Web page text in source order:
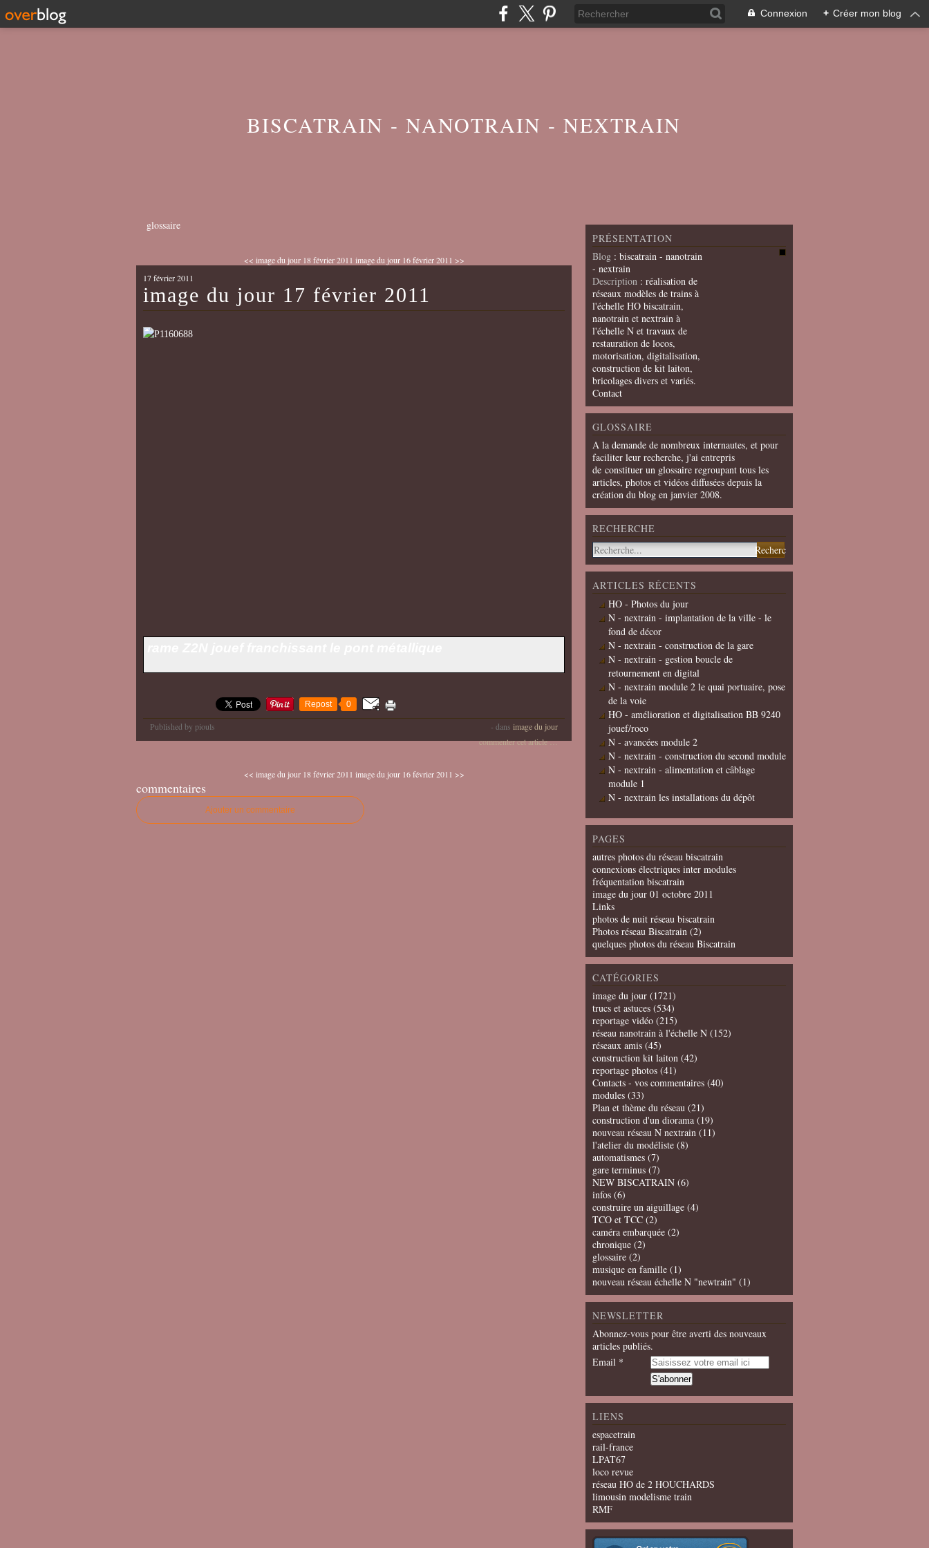
Connexion + Créer mon blog
BISCATRAIN - NANOTRAIN - NEXTRAIN
glossaire
<< image du jour 18 février 2011 image du jour 16 février 2011 >>
17 février 2011
image du jour 17 février 2011
Repost 0
Published by piouls - dans image du jour
commenter cet article…
<< image du jour 18 février 2011 image du jour 16 février 2011 >>
commentaires
Ajouter un commentaire
PRÉSENTATION
Blog : biscatrain - nanotrain
- nextrain
Description : réalisation de
réseaux modèles de trains à
l'échelle HO biscatrain,
nanotrain et nextrain à
l'échelle N et travaux de
restauration de locos,
motorisation, digitalisation,
construction de kit laiton,
bricolages divers et variés.
Contact
GLOSSAIRE
A la demande de nombreux internautes, et pour
faciliter leur recherche, j'ai entrepris
de constituer un glossaire regroupant tous les
articles, photos et vidéos diffusées depuis la
création du blog en janvier 2008.
RECHERCHE
ARTICLES RÉCENTS
HO - Photos du jour
N - nextrain - implantation de la ville - le
fond de décor
N - nextrain - construction de la gare
N - nextrain - gestion boucle de
retournement en digital
N - nextrain module 2 le quai portuaire, pose
de la voie
HO - amélioration et digitalisation BB 9240
jouef/roco
N - avancées module 2
N - nextrain - construction du second module
N - nextrain - alimentation et câblage
module 1
N - nextrain les installations du dépôt
PAGES
autres photos du réseau biscatrain
connexions électriques inter modules
fréquentation biscatrain
image du jour 01 octobre 2011
Links
photos de nuit réseau biscatrain
Photos réseau Biscatrain (2)
quelques photos du réseau Biscatrain
CATÉGORIES
image du jour (1721)
trucs et astuces (534)
reportage vidéo (215)
réseau nanotrain à l'échelle N (152)
réseaux amis (45)
construction kit laiton (42)
reportage photos (41)
Contacts - vos commentaires (40)
modules (33)
Plan et thème du réseau (21)
construction d'un diorama (19)
nouveau réseau N nextrain (11)
l'atelier du modéliste (8)
automatismes (7)
gare terminus (7)
NEW BISCATRAIN (6)
infos (6)
construire un aiguillage (4)
TCO et TCC (2)
caméra embarquée (2)
chronique (2)
glossaire (2)
musique en famille (1)
nouveau réseau échelle N "newtrain" (1)
NEWSLETTER
Abonnez-vous pour être averti des nouveaux
articles publiés.
Email
LIENS
espacetrain
rail-france
LPAT67
loco revue
réseau HO de 2 HOUCHARDS
limousin modelisme train
RMF